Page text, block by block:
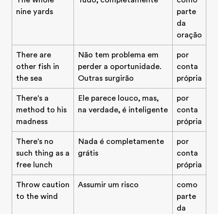
nine yards
parte
da
oração
There are
other fish in
the sea
Não tem problema em
perder a oportunidade.
Outras surgirão
por
conta
própria
There's a
method to his
madness
Ele parece louco, mas,
na verdade, é inteligente
por
conta
própria
There's no
such thing as a
free lunch
Nada é completamente
grátis
por
conta
própria
Throw caution
to the wind
Assumir um risco
como
parte
da